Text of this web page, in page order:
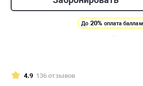
До 20% оплата
4.9 136 отзывов